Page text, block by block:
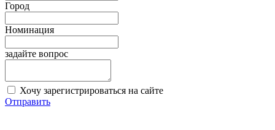
Город
Номинация
задайте вопрос
Хочу зарегистрироваться на сайте
Отправить